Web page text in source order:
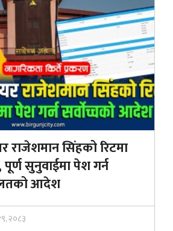
राजेशमान सिंहको रिटमा
सुनुवाईमा पेश गर्न
आदेश
२०८३